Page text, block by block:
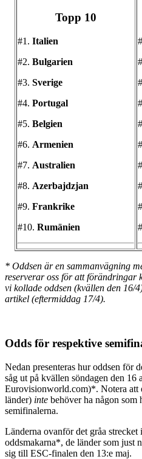
Topp 10
#1. Italien
#2. Bulgarien
#3. Sverige
#4. Portugal
#5. Belgien
#6. Armenien
#7. Australien
#8. Azerbajdzjan
#9. Frankrike
#10. Rumänien
* Oddsen är en sammanvägning
reserverar oss för att förändringar
vi kollade oddsen (kvällen den 16/
artikel (eftermiddag 17/4).
Odds för respektive
Nedan presenteras hur oddsen för
såg ut på kvällen söndagen den 16
Eurovisionworld.com)*. Notera att
länder) inte behöver ha någon som
semifinalerna.
Länderna ovanför det gråa
oddsmakarna*, de länder som just
sig till ESC-finalen den 13:e maj.